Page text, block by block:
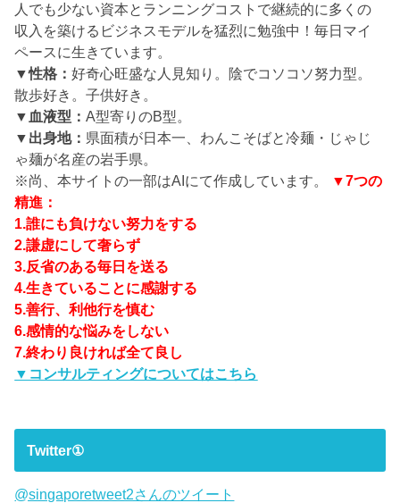
人でも少ない資本とランニングコストで継続的に多くの
収入を築けるビジネスモデルを猛烈に勉強中！毎日マイ
ペースに生きています。
▼性格：好奇心旺盛な人見知り。陰でコソコソ努力型。
散歩好き。子供好き。
▼血液型：A型寄りのB型。
▼出身地： 県面積が日本一、わんこそばと冷麺・じゃじ
ゃ麺が名産の岩手県。
※尚、本サイトの一部はAIにて作成しています。
▼7つの
精進：
1.誰にも負けない努力をする
2.謙虚にして奢らず
3.反省のある毎日を送る
4.生きていることに感謝する
5.善行、利他行を慎む
6.感情的な悩みをしない
7.終わり良ければ全て良し
▼コンサルティングについてはこちら
Twitter①
@singaporetweet2さんのツイート